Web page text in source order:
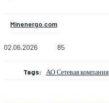
Minenergo.com
02.06.2026 85
Tags: АО Сетевая компания